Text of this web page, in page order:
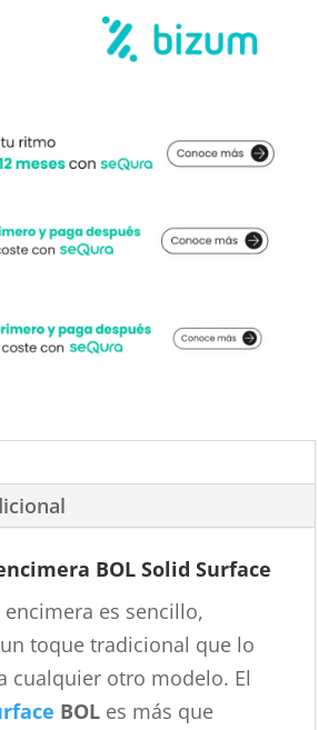
BOL Solid Surface
es sencillo,
toque tradicional que lo
cualquier otro modelo. El
BOL es más que